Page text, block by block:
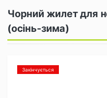
Чорний жилет для
(осінь-зима)
Закінчується